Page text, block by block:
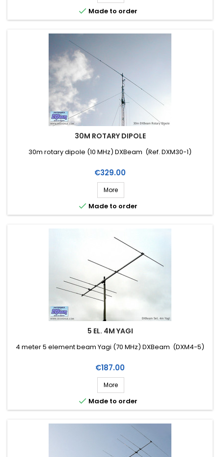
 Made to order
30M ROTARY DIPOLE
30m rotary dipole (10 MHz) DXBeam (Ref. DXM30-1)
Price
€329.00
More
 Made to order
5 EL. 4M YAGI
4 meter 5 element beam Yagi (70 MHz) DXBeam (DXM4-5)
Price
€187.00
More
 Made to order